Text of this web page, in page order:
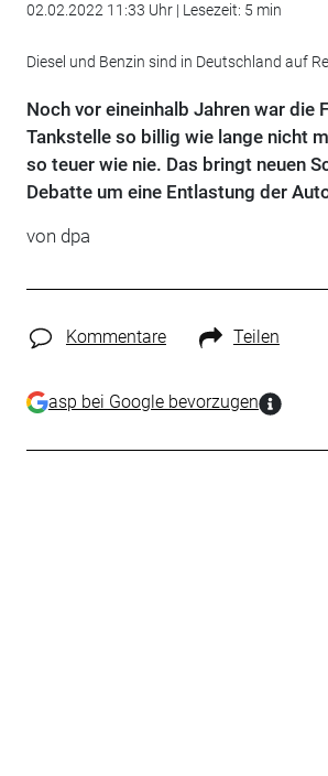
02.02.2022 11:33 Uhr | Lesezeit: 5 min
Diesel und Benzin sind in Deutschland auf
Noch vor eineinhalb Jahren war die
Tankstelle so billig wie lange nicht
so teuer wie nie. Das bringt neuen
Debatte um eine Entlastung der
von dpa
Kommentare Teilen
asp bei Google bevorzugen